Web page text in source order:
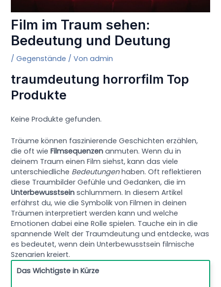
Film im Traum sehen:
Bedeutung und Deutung
/Gegenstände / Vonadmin
traumdeutung horrorfilm Top
Produkte
Keine Produkte gefunden.
Träume können faszinierende Geschichten erzählen,
die oft wieFilmsequenzen anmuten. Wenn du in
deinem Traum einen Film siehst, kann das viele
unterschiedliche Bedeutungenhaben. Oft reflektieren
diese Traumbilder Gefühle und Gedanken, die im
Unterbewusstsein schlummern. In diesem Artikel
erfährst du, wie die Symbolik von Filmen in deinen
Träumen interpretiert werden kann und welche
Emotionen dabei eine Rolle spielen. Tauche ein in die
spannende Welt der Traumdeutung und entdecke, was
es bedeutet, wenn dein Unterbewusstsein filmische
Szenarien kreiert.
Das Wichtigste in Kürze